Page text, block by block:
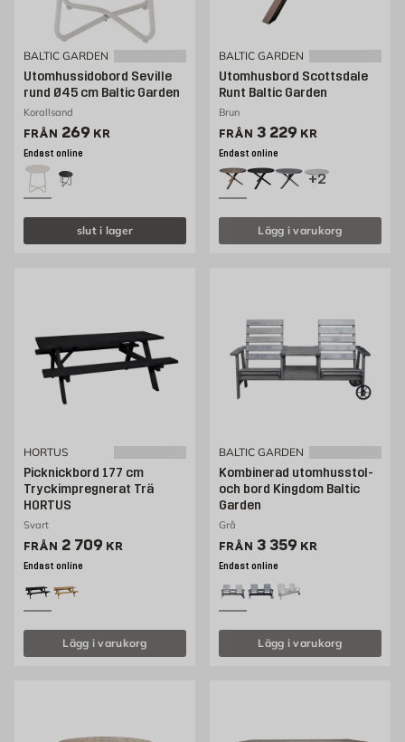
BALTIC GARDEN
Utomhussidobord Seville
rund Ø45 cm Baltic Garden
Korallsand
FRÅN Pris 269 kr
269 KR
Endast online
slut i lager
BALTIC GARDEN
Utomhusbord Scottsdale
Runt Baltic Garden
Brun
FRÅN Pris 2807 kr
3 229 KR
Endast online
+2
Lägg i varukorg
HORTUS
Picknickbord 177 cm
Tryckimpregnerat Trä
HORTUS
Svart
FRÅN Pris 2069 kr
2 709 KR
Endast online
Lägg i varukorg
BALTIC GARDEN
Kombinerad utomhusstol-
och bord Kingdom Baltic
Garden
Grå
FRÅN Pris 3293 kr
3 359 KR
Endast online
Lägg i varukorg